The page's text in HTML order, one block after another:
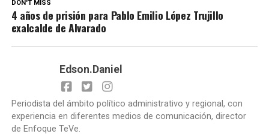
DON'T MISS
4 años de prisión para Pablo Emilio López Trujillo
exalcalde de Alvarado
Edson.Daniel
Periodista del ámbito político administrativo y regional, con
experiencia en diferentes medios de comunicación, director
de Enfoque TeVe.